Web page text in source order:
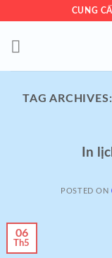
content
CUNG
TAG ARCHIVES:
In
POSTED ON
06
Th5